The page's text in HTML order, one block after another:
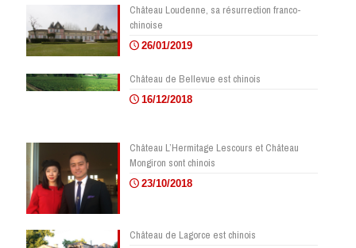
Château Loudenne, sa résurrection franco-
chinoise
26/01/2019
Château de Bellevue est chinois
16/12/2018
Château L’Hermitage Lescours et Château
Mongiron sont chinois
23/10/2018
Château de Lagorce est chinois